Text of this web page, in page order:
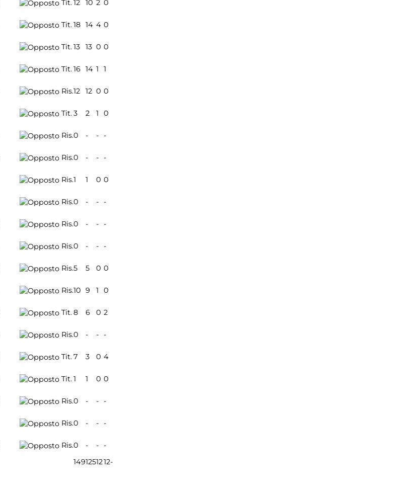
Tit.12 10 2 0
Tit.18 14 4 0
Tit.13 13 0 0
Tit.16 14 1
1
Ris.12 12 0 0
Tit.3 2 1
0
Ris.0 - -
-
Ris.0 - -
-
Ris.1 1 0 0
Ris.0 - -
-
Ris.0 - -
-
Ris.0 - -
-
Ris.5 5 0 0
Ris.10 9 1
0
Tit.8 6 0 2
Ris.0 - -
-
Tit.7 3 0 4
Tit.1 1 0 0
Ris.0 - -
-
Ris.0 - -
-
Ris.0 - -
-
1491251212-